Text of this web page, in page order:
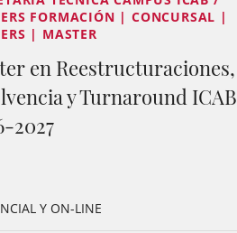
FORMACIÓN | CONCURSAL |
| MASTER
en Reestructuraciones,
y Turnaround ICAB
2027
Y ON-LINE